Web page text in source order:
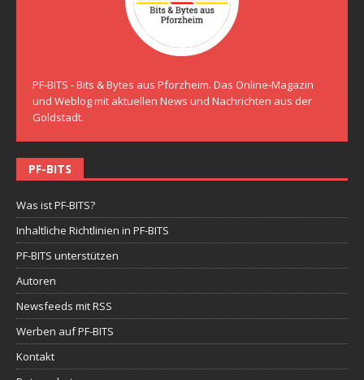
PF-BITS - Bits & Bytes aus Pforzheim. Das Online-Magazin
und Weblog mit aktuellen News und Nachrichten aus der
Goldstadt.
PF-BITS
Was ist PF-BITS?
Inhaltliche Richtlinien in PF-BITS
PF-BITS unterstützen
Autoren
Newsfeeds mit RSS
Werben auf PF-BITS
Kontakt